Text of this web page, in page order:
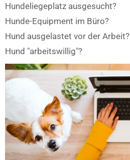
Hundeliegeplatz ausgesucht?
Hunde-Equipment im Büro?
Hund ausgelastet vor der Arbeit?
Hund ″arbeitswillig″?